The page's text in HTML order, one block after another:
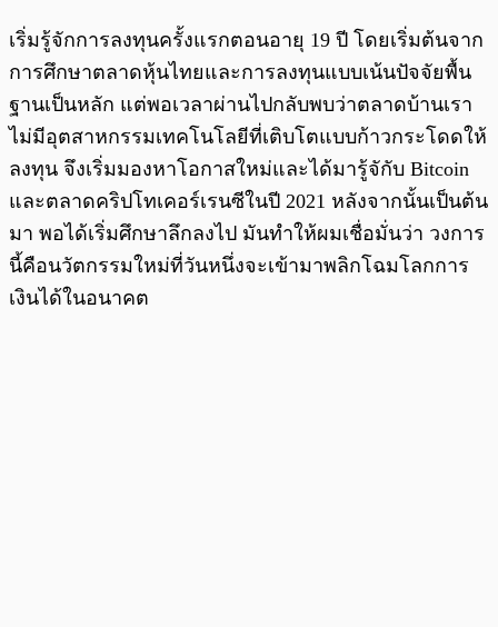
เริ่มรู้จักการลงทุนครั้งแรกตอนอายุ 19 ปี โดยเริ่มต้นจาก
การศึกษาตลาดหุ้นไทยและการลงทุนแบบเน้นปัจจัยพื้น
ฐานเป็นหลัก แต่พอเวลาผ่านไปกลับพบว่าตลาดบ้านเรา
ไม่มีอุตสาหกรรมเทคโนโลยีที่เติบโตแบบก้าวกระโดดให้
ลงทุน จึงเริ่มมองหาโอกาสใหม่และได้มารู้จักับ Bitcoin
และตลาดคริปโทเคอร์เรนซีในปี 2021 หลังจากนั้นเป็นต้น
มา พอได้เริ่มศึกษาลึกลงไป มันทำให้ผมเชื่อมั่นว่า วงการ
นี้คือนวัตกรรมใหม่ที่วันหนึ่งจะเข้ามาพลิกโฉมโลกการ
เงินได้ในอนาคต